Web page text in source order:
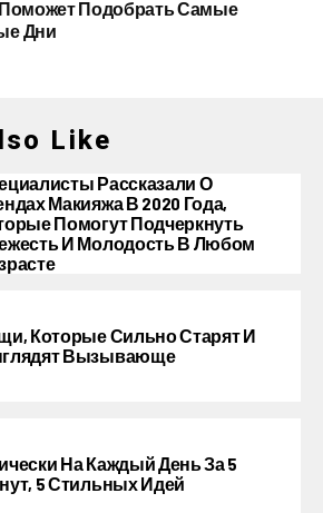
Поможет Подобрать Самые
Дни
Like
Рассказали О
Макияжа В 2020 Года,
Помогут Подчеркнуть
И Молодость В Любом
Которые Сильно Старят И
Вызывающе
На Каждый День За 5
5 Стильных Идей